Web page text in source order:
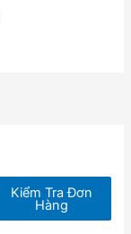
Kiểm Tra Đơn
Hàng